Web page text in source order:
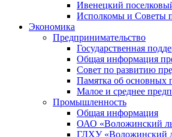
Ивенецкий
Исполкомы и Советы
Экономика
Предпринимательство
Государственная
Общая информация
Совет по развитию
Памятка об основных
Малое и среднее
Промышленность
Общая информация
ОАО «Воложинский
ГЛХУ «Воложинский